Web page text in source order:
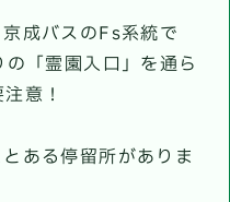
成バスのFs系統で
「霊園入口」を通ら
意！
ある停留所がありま